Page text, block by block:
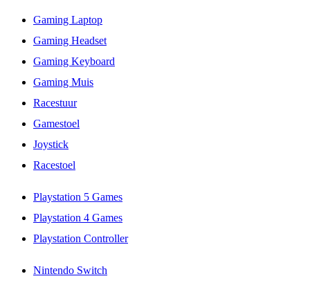
Gaming Laptop
Gaming Headset
Gaming Keyboard
Gaming Muis
Racestuur
Gamestoel
Joystick
Racestoel
Playstation 5 Games
Playstation 4 Games
Playstation Controller
Nintendo Switch